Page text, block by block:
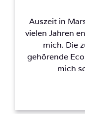
Auszeit in
vielen Jahren
mich. Die
gehörende
mich